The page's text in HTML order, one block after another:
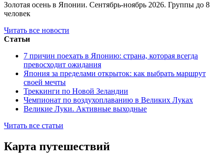
Золотая осень в Японии. Сентябрь-ноябрь 2026. Группы до 8
человек
Читать все новости
Статьи
7 причин поехать в Японию: страна, которая всегда
превосходит ожидания
Япония за пределами открыток: как выбрать маршрут
своей мечты
Треккинги по Новой Зеландии
Чемпионат по воздухоплаванию в Великих Луках
Великие Луки. Активные выходные
Читать все статьи
Карта путешествий